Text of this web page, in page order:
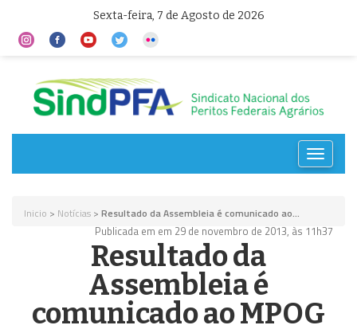
Sexta-feira, 7 de Agosto de 2026
Toggle
Inicio > Notícias > Resultado da Assembleia é comunicado ao...
Publicada em em 29 de novembro de 2013, às 11h37
Resultado da
Assembleia é
comunicado ao MPOG